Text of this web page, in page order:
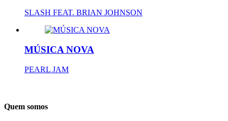
SLASH FEAT. BRIAN JOHNSON
MÚSICA NOVA
PEARL JAM
Quem somos